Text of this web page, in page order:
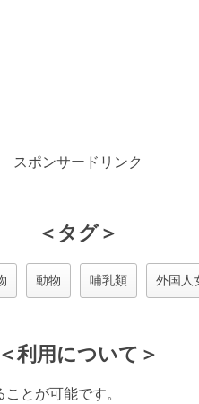
スポンサードリンク
＜タグ＞
動物 哺乳類 外国人
＜利用について＞
とが可能です。